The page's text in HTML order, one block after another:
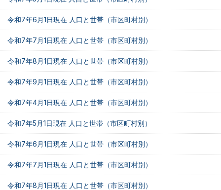
令和7年6月1日現在 人口と世帯（市区町村別）
令和7年7月1日現在 人口と世帯（市区町村別）
令和7年8月1日現在 人口と世帯（市区町村別）
令和7年9月1日現在 人口と世帯（市区町村別）
令和7年4月1日現在 人口と世帯（市区町村別）
令和7年5月1日現在 人口と世帯（市区町村別）
令和7年6月1日現在 人口と世帯（市区町村別）
令和7年7月1日現在 人口と世帯（市区町村別）
令和7年8月1日現在 人口と世帯（市区町村別）